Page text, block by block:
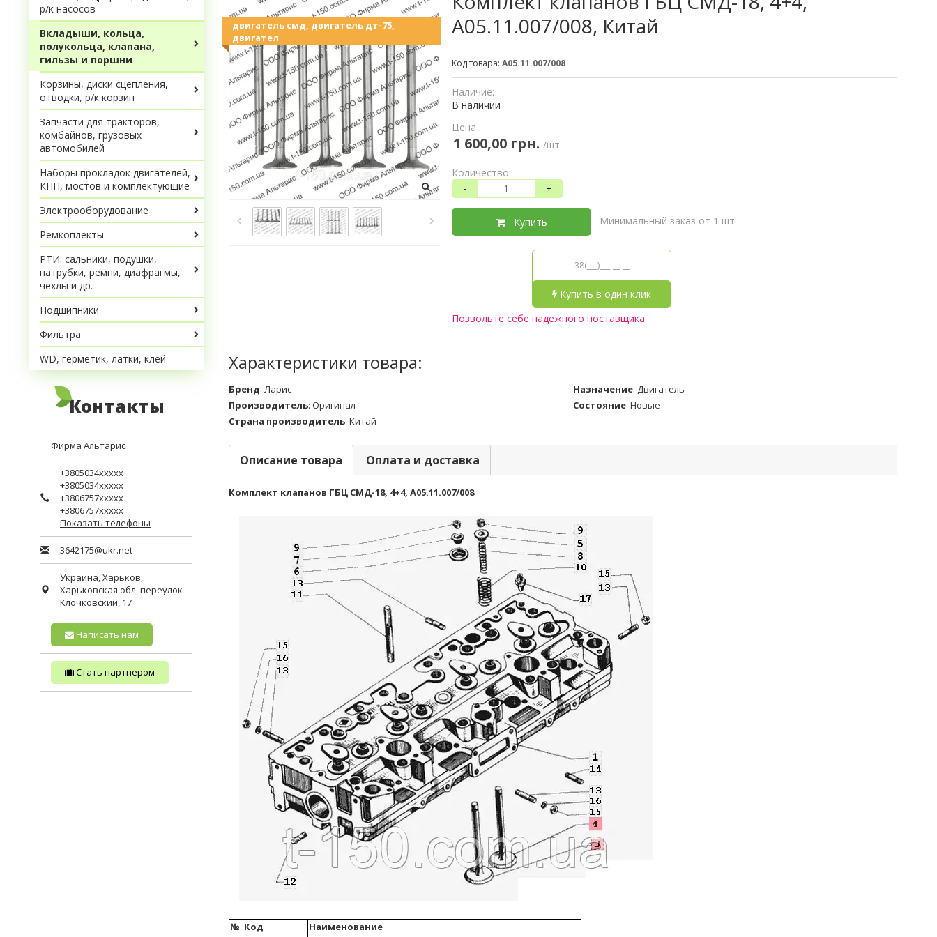
А05.11.007/008, Китай
Код товара: А05.11.007/008
двигатель смд, двигатель дт-75,
двигател
Наличие:
В наличии
Цена :
1 600,00 грн. /шт
Количество:
- +
Купить Минимальный заказ от 1 шт
Купить в один клик
Позвольте себе надежного поставщика
Характеристики товара:
Бренд: Ларис Назначение: Двигатель
Производитель: Оригинал Состояние: Новые
Страна производитель: Китай
Описание товара Оплата и доставка
Комплект клапанов ГБЦ СМД-18, 4+4, А05.11.007/008
№ Код
Наименование
р/к насосов
Вкладыши, кольца,
полукольца, клапана,
гильзы и поршни
Корзины, диски сцепления,
отводки, р/к корзин
Запчасти для тракторов,
комбайнов, грузовых
автомобилей
Наборы прокладок двигателей,
КПП, мостов и комплектующие
Электрооборудование
Ремкоплекты
РТИ: сальники, подушки,
патрубки, ремни, диафрагмы,
чехлы и др.
Подшипники
Фильтра
WD, герметик, латки, клей
Контакты
Фирма Альтарис
+3805034xxxxx
+3805034xxxxx
+3806757xxxxx
+3806757xxxxx
Показать телефоны
3642175@ukr.net
Украина,Харьков,
Харьковская обл. переулок
Клочковский, 17
Написать нам
Стать партнером